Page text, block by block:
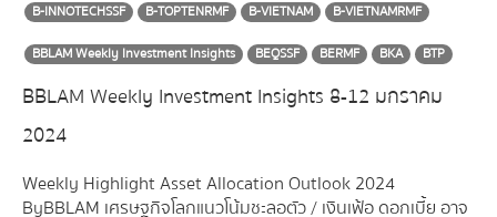
B-INNOTECHSSF
B-TOPTENRMF B-VIETNAM
B-VIETNAMRMF
BBLAM Weekly Investment Insights
BEQSSF BERMF BKA BTP
BBLAM Weekly Investment Insights 8-12 มกราคม
2024
Weekly Highlight Asset Allocation Outlook 2024
By BBLAM เศรษฐกิจโลกแนวโน้มชะลอตัว / เงินเฟ้อ ดอกเบี้ย อาจ